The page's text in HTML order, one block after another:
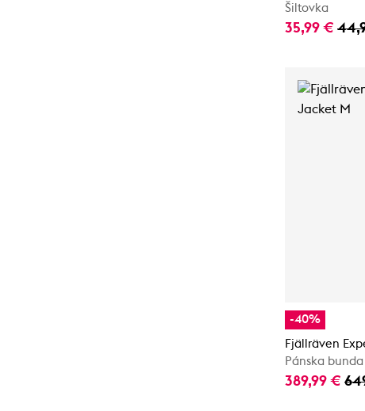
Šiltovka
35,99 €
-40%
Fjällräven
Pánska bunda
389,99 €